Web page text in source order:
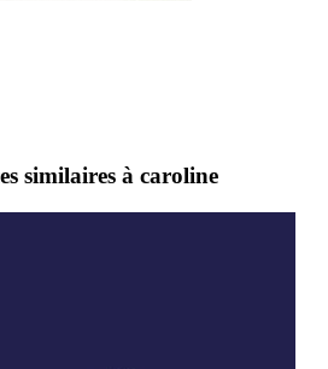
similaires à caroline